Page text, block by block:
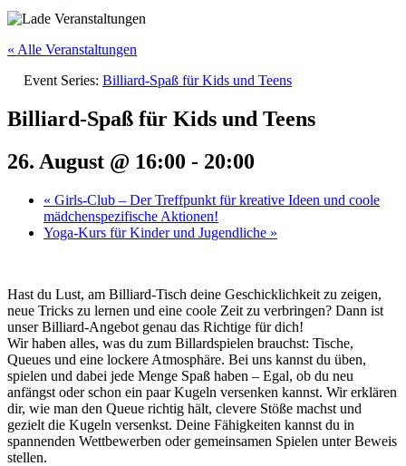
« Alle Veranstaltungen
Event Series: Billiard-Spaß für Kids und Teens
Billiard-Spaß für Kids und Teens
26. August @ 16:00 - 20:00
« Girls-Club – Der Treffpunkt für kreative Ideen und coole
mädchenspezifische Aktionen!
Yoga-Kurs für Kinder und Jugendliche »
Hast du Lust, am Billiard-Tisch deine Geschicklichkeit zu zeigen,
neue Tricks zu lernen und eine coole Zeit zu verbringen? Dann ist
unser Billiard-Angebot genau das Richtige für dich!
Wir haben alles, was du zum Billardspielen brauchst: Tische,
Queues und eine lockere Atmosphäre. Bei uns kannst du üben,
spielen und dabei jede Menge Spaß haben – Egal, ob du neu
anfängst oder schon ein paar Kugeln versenken kannst. Wir erklären
dir, wie man den Queue richtig hält, clevere Stöße machst und
gezielt die Kugeln versenkst. Deine Fähigkeiten kannst du in
spannenden Wettbewerben oder gemeinsamen Spielen unter Beweis
stellen.